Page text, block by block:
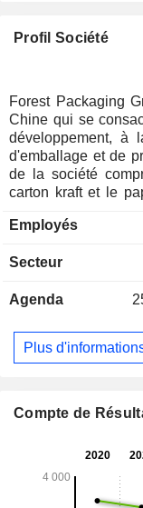
Profil Société
Forest Packaging
Chine qui se
développement, à
d'emballage et de
de la société
carton kraft et le
notamment les
de la société sont
public. La société
Employés
Secteur
Agenda
Plus
Compte de